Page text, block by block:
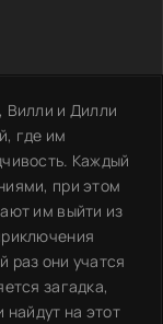
Вилли и Дилли
где им
Каждый
при этом
им выйти из
раз они учатся
загадка,
на этот